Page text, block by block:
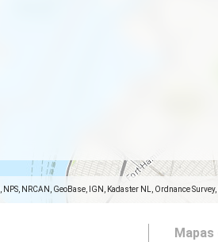
NRCAN, GeoBase, IGN, Kadaster NL, Ordnance